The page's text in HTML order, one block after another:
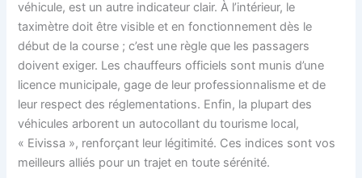
véhicule, est un autre indicateur clair. À l’intérieur, le
taximètre doit être visible et en fonctionnement dès le
début de la course ; c’est une règle que les passagers
doivent exiger. Les chauffeurs officiels sont munis d’une
licence municipale, gage de leur professionnalisme et de
leur respect des réglementations. Enfin, la plupart des
véhicules arborent un autocollant du tourisme local,
« Eivissa », renforçant leur légitimité. Ces indices sont vos
meilleurs alliés pour un trajet en toute sérénité.